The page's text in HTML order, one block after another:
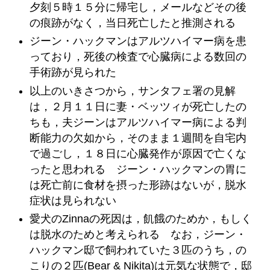
夕刻５時１５分に帰宅し，メールなどその後
の痕跡がなく，当日死亡したと推測される
ジーン・ハックマンはアルツハイマー病を患
っており，死後の検査で心臓病による数回の
手術跡が見られた
以上のいきさつから，サンタフェ署の見解
は，２月１１日に妻・ベッツィが死亡したの
ちも，夫ジーンはアルツハイマー病による判
断能力の欠如から，そのまま１週間を自宅内
で過ごし，１８日に心臓発作が原因で亡くな
ったと思われる ジーン・ハックマンの胃に
は死亡前に食材を摂った形跡はないが，脱水
症状は見られない
愛犬のZinnaの死因は，飢餓のためか，もしく
は脱水のためと考えられる なお，ジーン・
ハックマン邸で飼われていた３匹のうち，の
こりの２匹(Bear & Nikita)は元気な状態で，邸